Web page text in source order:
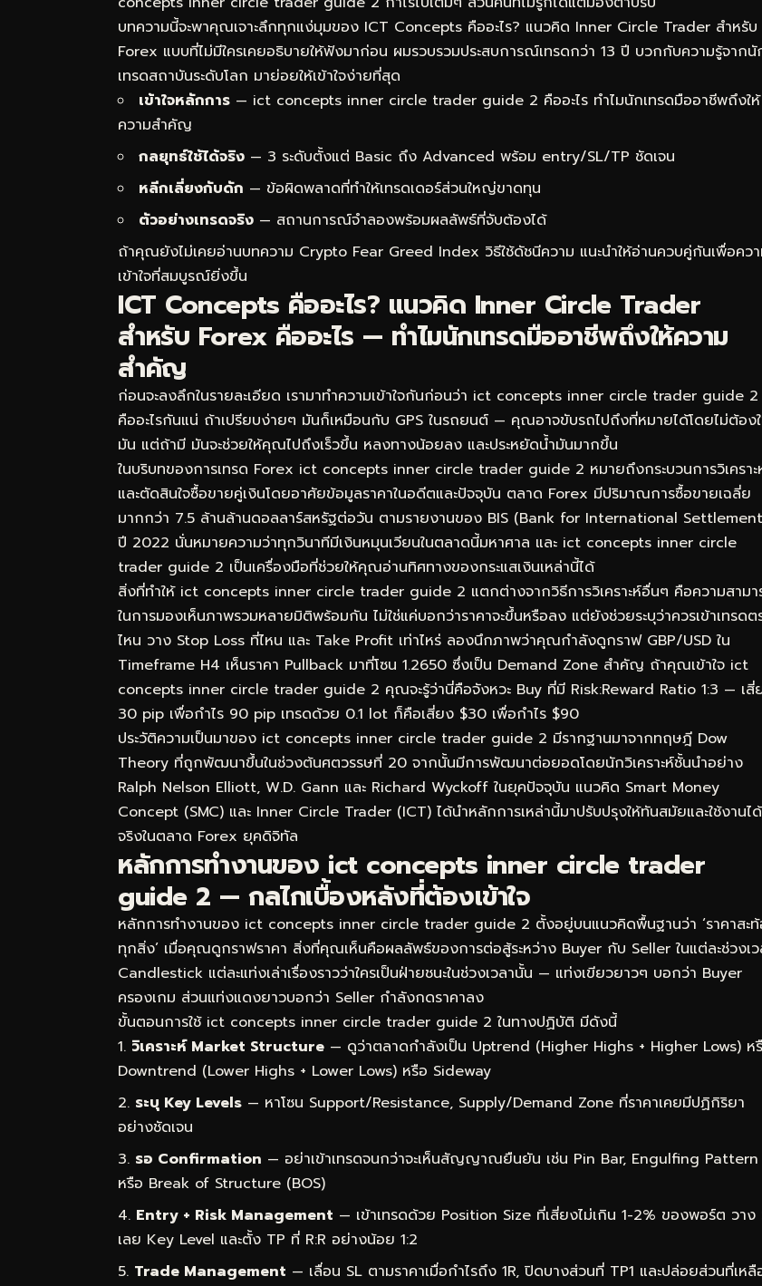
บทความนี้จะพาคุณเจาะลึกทุกแง่มุมของ ICT Concepts คืออะไร? แนวคิด Inner Circle Trader สำหรับ
Forex แบบที่ไม่มีใครเคยอธิบายให้ฟังมาก่อน ผมรวบรวมประสบการณ์เทรดกว่า 13 ปี บวกกับความรู้จากนั
เทรดสถาบันระดับโลก มาย่อยให้เข้าใจง่ายที่สุด
เข้าใจหลักการ — ict concepts inner circle trader guide 2 คืออะไร ทำไมนักเทรดมืออาชีพถึงให้
ความสำคัญ
กลยุทธ์ใช้ได้จริง — 3 ระดับตั้งแต่ Basic ถึง Advanced พร้อม entry/SL/TP ชัดเจน
หลีกเลี่ยงกับดัก — ข้อผิดพลาดที่ทำให้เทรดเดอร์ส่วนใหญ่ขาดทุน
ตัวอย่างเทรดจริง — สถานการณ์จำลองพร้อมผลลัพธ์ที่จับต้องได้
ถ้าคุณยังไม่เคยอ่านบทความ Crypto Fear Greed Index วิธีใช้ดัชนีความ แนะนำให้อ่านควบคู่กันเพื่อคว
เข้าใจที่สมบูรณ์ยิ่งขึ้น
ICT Concepts คืออะไร? แนวคิด Inner Circle Trader
สำหรับ Forex คืออะไร — ทำไมนักเทรดมืออาชีพถึงให้ความ
สำคัญ
ก่อนจะลงลึกในรายละเอียด เรามาทำความเข้าใจกันก่อนว่า ict concepts inner circle trader guide 2
คืออะไรกันแน่ ถ้าเปรียบง่ายๆ มันก็เหมือนกับ GPS ในรถยนต์ — คุณอาจขับรถไปถึงที่หมายได้โดยไม่ต้อง
มัน แต่ถ้ามี มันจะช่วยให้คุณไปถึงเร็วขึ้น หลงทางน้อยลง และประหยัดน้ำมันมากขึ้น
ในบริบทของการเทรด Forex ict concepts inner circle trader guide 2 หมายถึงกระบวนการวิเคราะ
และตัดสินใจซื้อขายคู่เงินโดยอาศัยข้อมูลราคาในอดีตและปัจจุบัน ตลาด Forex มีปริมาณการซื้อขายเฉลี่ย
มากกว่า 7.5 ล้านล้านดอลลาร์สหรัฐต่อวัน ตามรายงานของ BIS (Bank for International
ปี 2022 นั่นหมายความว่าทุกวินาทีมีเงินหมุนเวียนในตลาดนี้มหาศาล และ ict concepts inner circle
trader guide 2 เป็นเครื่องมือที่ช่วยให้คุณอ่านทิศทางของกระแสเงินเหล่านี้ได้
สิ่งที่ทำให้ ict concepts inner circle trader guide 2 แตกต่างจากวิธีการวิเคราะห์อื่นๆ คือความสามา
ในการมองเห็นภาพรวมหลายมิติพร้อมกัน ไม่ใช่แค่บอกว่าราคาจะขึ้นหรือลง แต่ยังช่วยระบุว่าควรเข้าเทรดต
ไหน วาง Stop Loss ที่ไหน และ Take Profit เท่าไหร่ ลองนึกภาพว่าคุณกำลังดูกราฟ GBP/USD ใน
Timeframe H4 เห็นราคา Pullback มาที่โซน 1.2650 ซึ่งเป็น Demand Zone สำคัญ ถ้าคุณเข้าใจ ict
concepts inner circle trader guide 2 คุณจะรู้ว่านี่คือจังหวะ Buy ที่มี Risk:Reward Ratio 1:3 — เสี่
30 pip เพื่อกำไร 90 pip เทรดด้วย 0.1 lot ก็คือเสี่ยง $30 เพื่อกำไร $90
ประวัติความเป็นมาของ ict concepts inner circle trader guide 2 มีรากฐานมาจากทฤษฎี Dow
Theory ที่ถูกพัฒนาขึ้นในช่วงต้นศตวรรษที่ 20 จากนั้นมีการพัฒนาต่อยอดโดยนักวิเคราะห์ชั้นนำอย่าง
Ralph Nelson Elliott, W.D. Gann และ Richard Wyckoff ในยุคปัจจุบัน แนวคิด Smart Money
Concept (SMC) และ Inner Circle Trader (ICT) ได้นำหลักการเหล่านี้มาปรับปรุงให้ทันสมัยและใช้งานได้
จริงในตลาด Forex ยุคดิจิทัล
หลักการทำงานของ ict concepts inner circle trader
guide 2 — กลไกเบื้องหลังที่ต้องเข้าใจ
หลักการทำงานของ ict concepts inner circle trader guide 2 ตั้งอยู่บนแนวคิดพื้นฐานว่า ‘ราคาสะ
ทุกสิ่ง’ เมื่อคุณดูกราฟราคา สิ่งที่คุณเห็นคือผลลัพธ์ของการต่อสู้ระหว่าง Buyer กับ Seller ในแต่ละช่วงเว
Candlestick แต่ละแท่งเล่าเรื่องราวว่าใครเป็นฝ่ายชนะในช่วงเวลานั้น — แท่งเขียวยาวๆ บอกว่า Buyer
ครองเกม ส่วนแท่งแดงยาวบอกว่า Seller กำลังกดราคาลง
ขั้นตอนการใช้ ict concepts inner circle trader guide 2 ในทางปฏิบัติ มีดังนี้
วิเคราะห์ Market Structure — ดูว่าตลาดกำลังเป็น Uptrend (Higher Highs + Higher Lows) ห
Downtrend (Lower Highs + Lower Lows) หรือ Sideway
ระบุ Key Levels — หาโซน Support/Resistance, Supply/Demand Zone ที่ราคาเคยมีปฏิกิริยา
อย่างชัดเจน
รอ Confirmation — อย่าเข้าเทรดจนกว่าจะเห็นสัญญาณยืนยัน เช่น Pin Bar, Engulfing Pattern
หรือ Break of Structure (BOS)
Entry + Risk Management — เข้าเทรดด้วย Position Size ที่เสี่ยงไม่เกิน 1-2% ของพอร์ต วาง
เลย Key Level และตั้ง TP ที่ R:R อย่างน้อย 1:2
Trade Management — เลื่อน SL ตามราคาเมื่อกำไรถึง 1R, ปิดบางส่วนที่ TP1 และปล่อยส่วนที่เหลื